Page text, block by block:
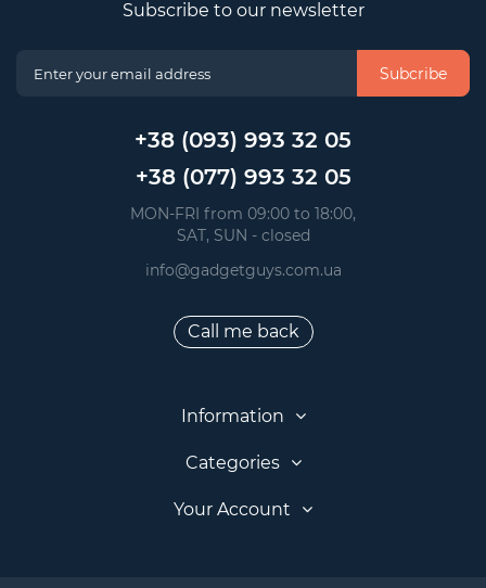
Subscribe to our newsletter
Subcribe
+38 (093) 993 32 05
+38 (077) 993 32 05
MON-FRI from 09:00 to 18:00,
SAT, SUN - closed
info@gadgetguys.com.ua
Call me back
Information
Categories
Your Account